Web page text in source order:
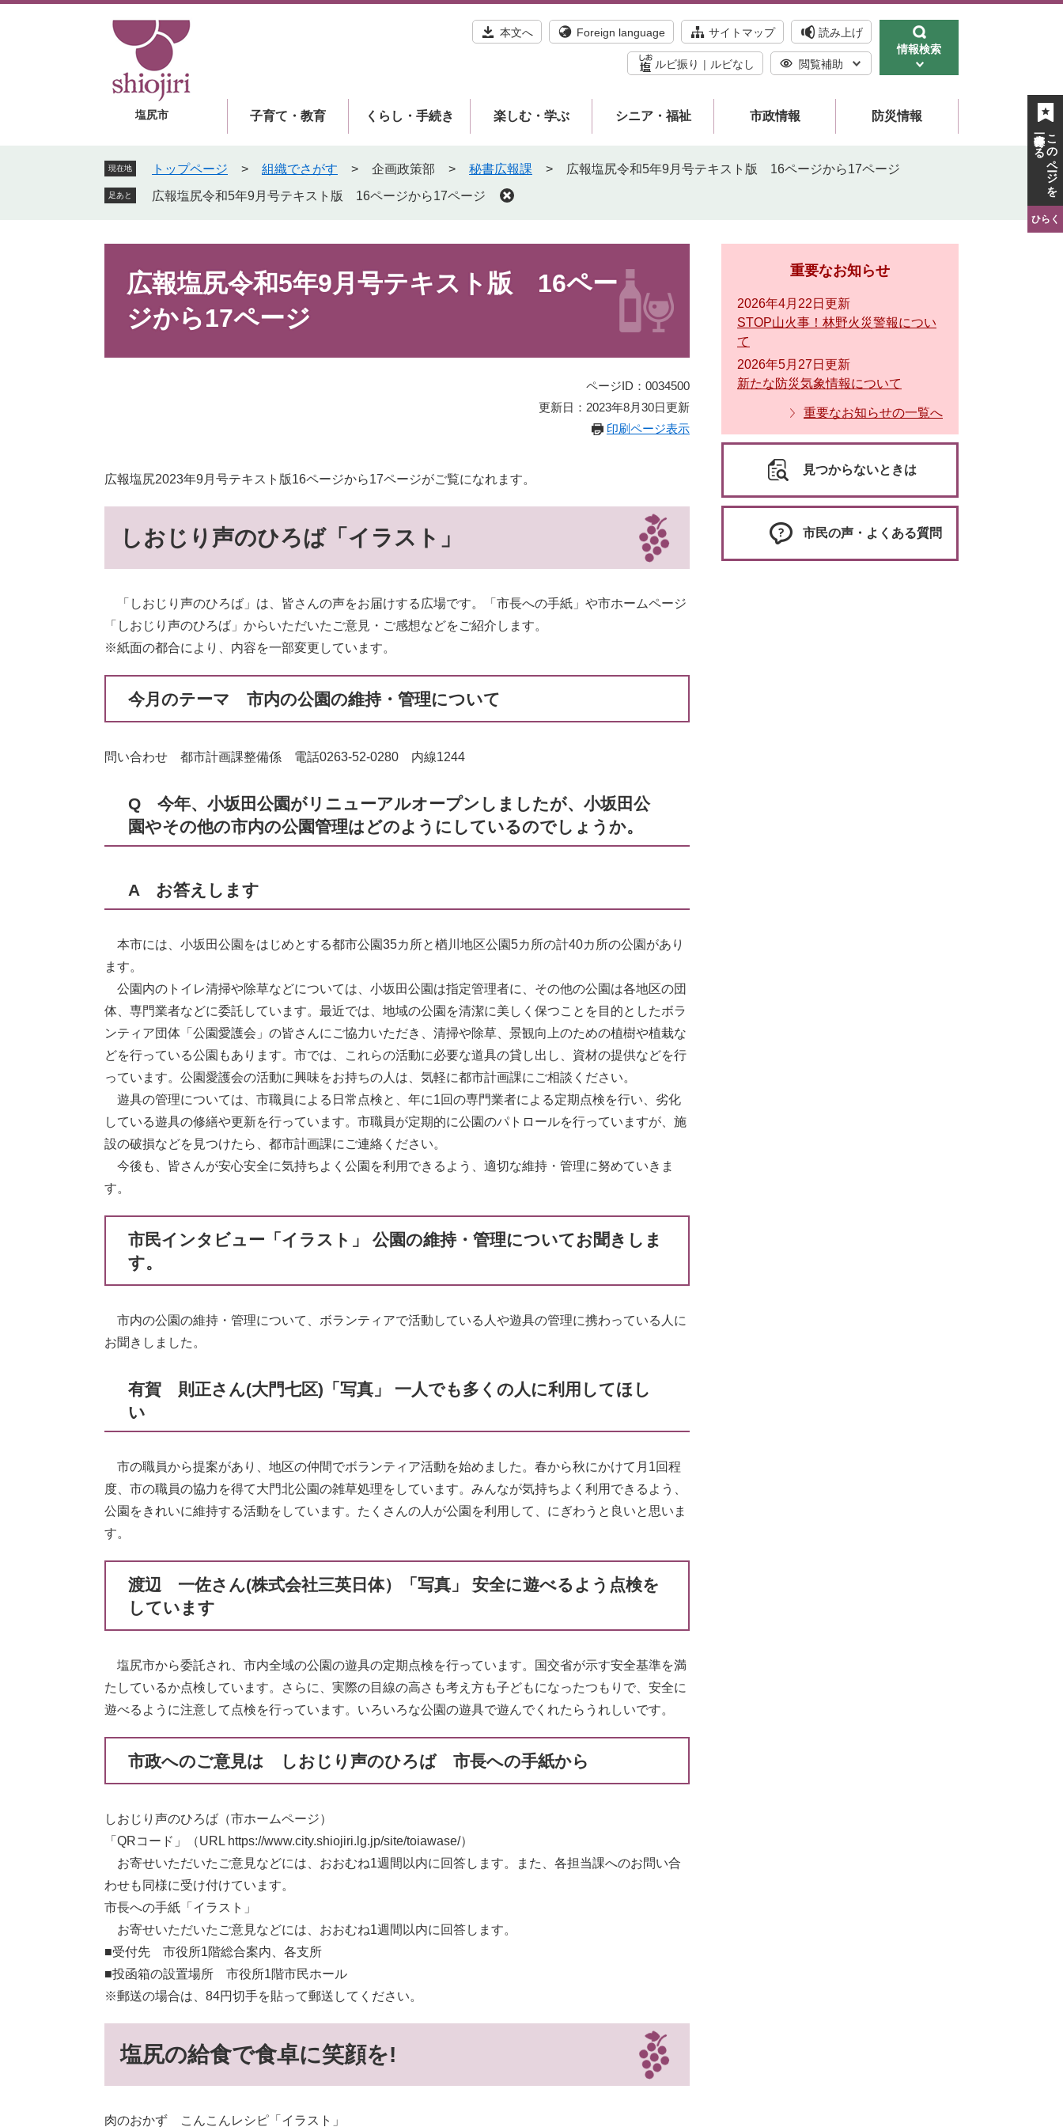
塩尻市
本文へ Foreign language サイトマップ 読み上げ
ルビ振り ルビなし 閲覧補助
情報検索
子育て・教育 くらし・手続き 楽しむ・学ぶ シニア・福祉 市政情報 防災情報
現在地 トップページ > 組織でさがす > 企画政策部 > 秘書広報課 > 広報塩尻令和5年9月号テキスト版 16ページから17ページ
足あと 広報塩尻令和5年9月号テキスト版 16ページから17ページ
広報塩尻令和5年9月号テキスト版 16ペー
ジから17ページ
ページID：0034500
更新日：2023年8月30日更新
印刷ページ表示
広報塩尻2023年9月号テキスト版16ページから17ページがご覧になれます。
しおじり声のひろば「イラスト」
「しおじり声のひろば」は、皆さんの声をお届けする広場です。「市長への手紙」や市ホームページ
「しおじり声のひろば」からいただいたご意見・ご感想などをご紹介します。
※紙面の都合により、内容を一部変更しています。
今月のテーマ 市内の公園の維持・管理について
問い合わせ 都市計画課整備係 電話0263-52-0280 内線1244
Q 今年、小坂田公園がリニューアルオープンしましたが、小坂田公
園やその他の市内の公園管理はどのようにしているのでしょうか。
A お答えします
本市には、小坂田公園をはじめとする都市公園35カ所と楢川地区公園5カ所の計40カ所の公園があり
ます。
公園内のトイレ清掃や除草などについては、小坂田公園は指定管理者に、その他の公園は各地区の団
体、専門業者などに委託しています。最近では、地域の公園を清潔に美しく保つことを目的としたボラ
ンティア団体「公園愛護会」の皆さんにご協力いただき、清掃や除草、景観向上のための植樹や植栽な
どを行っている公園もあります。市では、これらの活動に必要な道具の貸し出し、資材の提供などを行
っています。公園愛護会の活動に興味をお持ちの人は、気軽に都市計画課にご相談ください。
遊具の管理については、市職員による日常点検と、年に1回の専門業者による定期点検を行い、劣化
している遊具の修繕や更新を行っています。市職員が定期的に公園のパトロールを行っていますが、施
設の破損などを見つけたら、都市計画課にご連絡ください。
今後も、皆さんが安心安全に気持ちよく公園を利用できるよう、適切な維持・管理に努めていきま
す。
市民インタビュー「イラスト」 公園の維持・管理についてお聞きしま
す。
市内の公園の維持・管理について、ボランティアで活動している人や遊具の管理に携わっている人に
お聞きしました。
有賀 則正さん(大門七区)「写真」 一人でも多くの人に利用してほし
い
市の職員から提案があり、地区の仲間でボランティア活動を始めました。春から秋にかけて月1回程
度、市の職員の協力を得て大門北公園の雑草処理をしています。みんなが気持ちよく利用できるよう、
公園をきれいに維持する活動をしています。たくさんの人が公園を利用して、にぎわうと良いと思いま
す。
渡辺 一佐さん(株式会社三英日体）「写真」 安全に遊べるよう点検を
しています
塩尻市から委託され、市内全域の公園の遊具の定期点検を行っています。国交省が示す安全基準を満
たしているか点検しています。さらに、実際の目線の高さも考え方も子どもになったつもりで、安全に
遊べるように注意して点検を行っています。いろいろな公園の遊具で遊んでくれたらうれしいです。
市政へのご意見は しおじり声のひろば 市長への手紙から
しおじり声のひろば（市ホームページ）
「QRコード」（URL https://www.city.shiojiri.lg.jp/site/toiawase/）
お寄せいただいたご意見などには、おおむね1週間以内に回答します。また、各担当課へのお問い合
わせも同様に受け付けています。
市長への手紙「イラスト」
お寄せいただいたご意見などには、おおむね1週間以内に回答します。
■受付先 市役所1階総合案内、各支所
■投函箱の設置場所 市役所1階市民ホール
※郵送の場合は、84円切手を貼って郵送してください。
塩尻の給食で食卓に笑顔を!
肉のおかず こんこんレシピ「イラスト」
重要なお知らせ
2026年4月22日更新
STOP山火事！林野火災警報につい
て
2026年5月27日更新
新たな防災気象情報について
重要なお知らせの一覧へ
見つからないときは
市民の声・よくある質問
このページを
一時保存する
ひらく